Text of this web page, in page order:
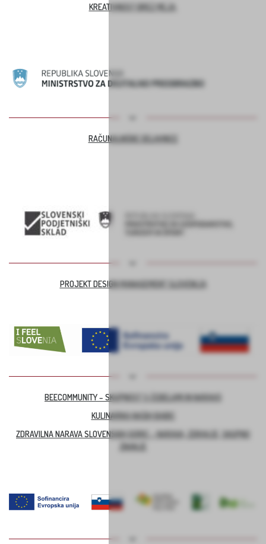
KREATIVNOST BREZ MEJA
RAČUNALNIŠKE DELAVNICE
PROJEKT DESIGN MANAGEMENT SLOVENIJA
BEECOMMUNITY – SKUPNOST S ČEBELAMI IN NARAVO
KULINARIKA NAŠIH BABIC
ZDRAVILNA NARAVA SLOVENSKIH GORIC – NARAVA, ZDRAVJE, SKUPNO
ZNANJE